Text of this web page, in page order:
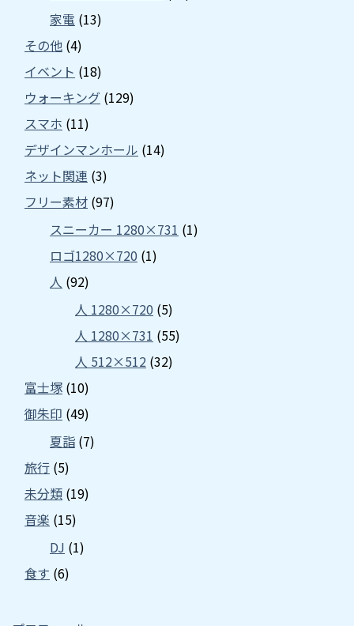
家電 (13)
その他 (4)
イベント (18)
ウォーキング (129)
スマホ (11)
デザインマンホール (14)
ネット関連 (3)
フリー素材 (97)
スニーカー 1280×731 (1)
ロゴ1280×720 (1)
人 (92)
人 1280×720 (5)
人 1280×731 (55)
人 512×512 (32)
富士塚 (10)
御朱印 (49)
夏詣 (7)
旅行 (5)
未分類 (19)
音楽 (15)
DJ (1)
食す (6)